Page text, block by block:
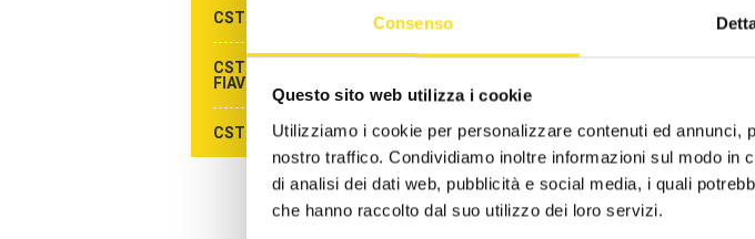
Consenso
Questo sito web utilizza i cookie
Utilizziamo i cookie per personalizzare contenuti ed
nostro traffico. Condividiamo inoltre informazioni sul modo
di analisi dei dati web, pubblicità e social media, i quali
che hanno raccolto dal suo utilizzo dei loro servizi.
CST ALBERGHI DI RIMINI
CST AGENZIE DI VIAGGIO -
FIAVET
CST CAMPEGGI - FAITA 4 metodologie di sode artigianali,
Sali aromatizzati e soluzioni saline
Bitter e tinture;